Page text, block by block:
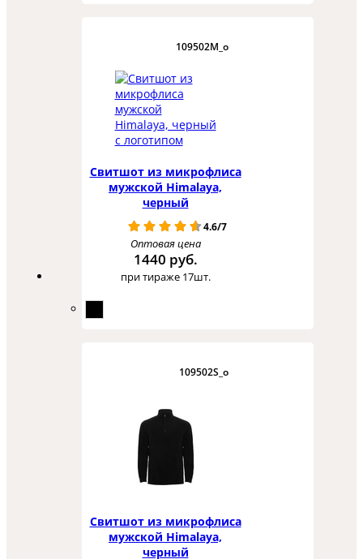
109502M_o
Свитшот из микрофлиса
мужской Himalaya,
черный
4.6/7
Оптовая цена
1440 руб.
при тираже 17шт.
109502S_o
Свитшот из микрофлиса
мужской Himalaya,
черный